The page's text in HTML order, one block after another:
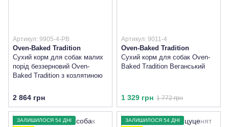
Артикул: 9905-4-PB
Oven-Baked Tradition
Сухий корм для собак малих
порід беззерновий Oven-
Baked Tradition з козлятиною
2 864 грн
Артикул: 9011-4
Oven-Baked Tradition
Сухий корм для собак Oven-
Baked Tradition Веганський
1 329 грн 1 772 грн
ЗАЛИШИЛОСЯ 54 ДНІ
ЗАЛИШИЛОСЯ 54 ДНІ